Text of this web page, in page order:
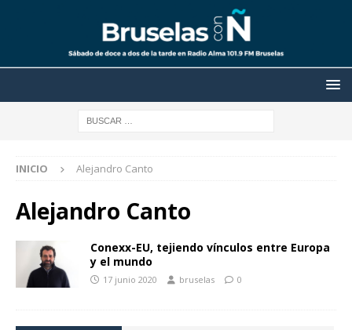
INICIO Alejandro Canto
Alejandro Canto
Conexx-EU, tejiendo vínculos entre Europa
y el mundo
17 junio 2020 bruselas 0